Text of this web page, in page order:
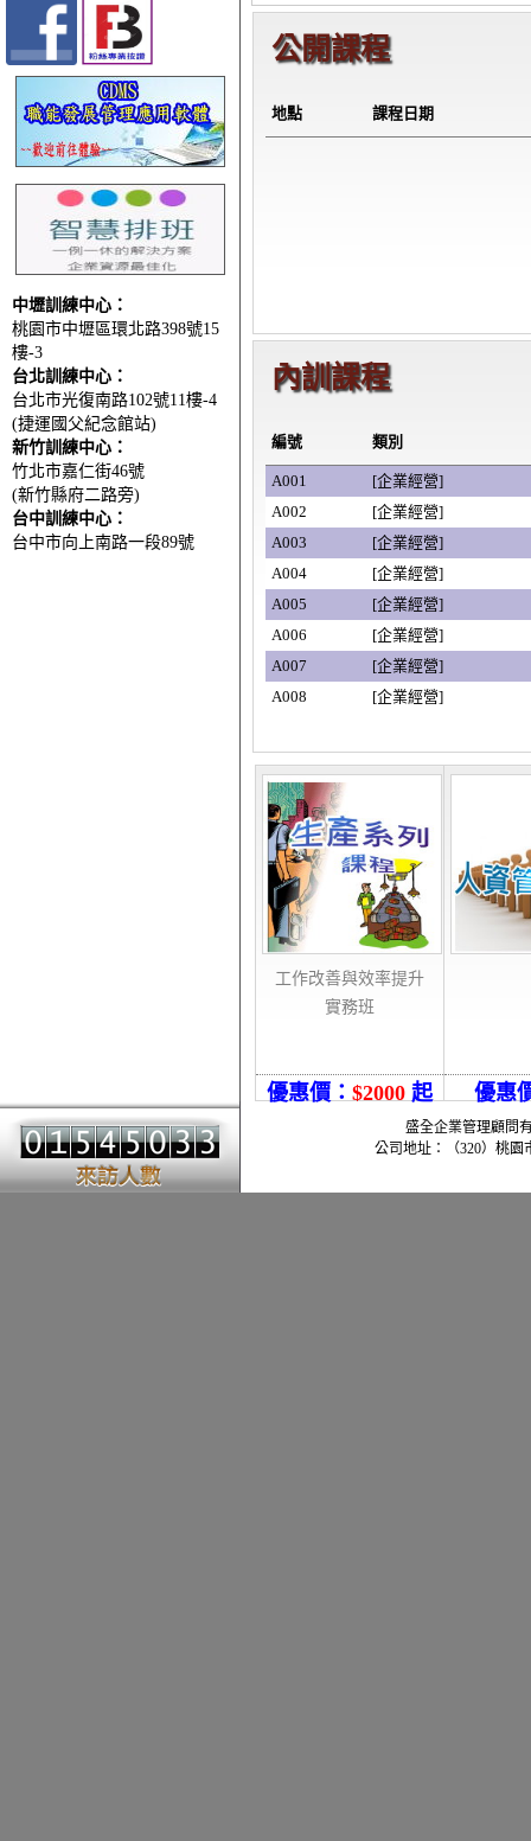
中壢訓練中心：
桃園市中壢區環北路398號15
樓-3
台北訓練中心：
台北市光復南路102號11樓-4
(捷運國父紀念館站)
新竹訓練中心：
竹北市嘉仁街46號
(新竹縣府二路旁)
台中訓練中心：
台中市向上南路一段89號
公開課程
地點 課程日期
內訓課程
編號 類別
A001
[企業經營]
A002
[企業經營]
A003
[企業經營]
A004
[企業經營]
A005
[企業經營]
A006
[企業經營]
A007
[企業經營]
A008
[企業經營]
工作改善與效率提升
實務班
優惠價： $2000 起 優惠
盛全企業管理顧問
公司地址：（320）桃園